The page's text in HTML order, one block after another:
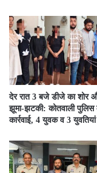
देर रात 3 बजे डीजे का शोर
झूमा-झटकी: कोतवाली
कार्रवाई, 4 युवक व 3 युवतियां